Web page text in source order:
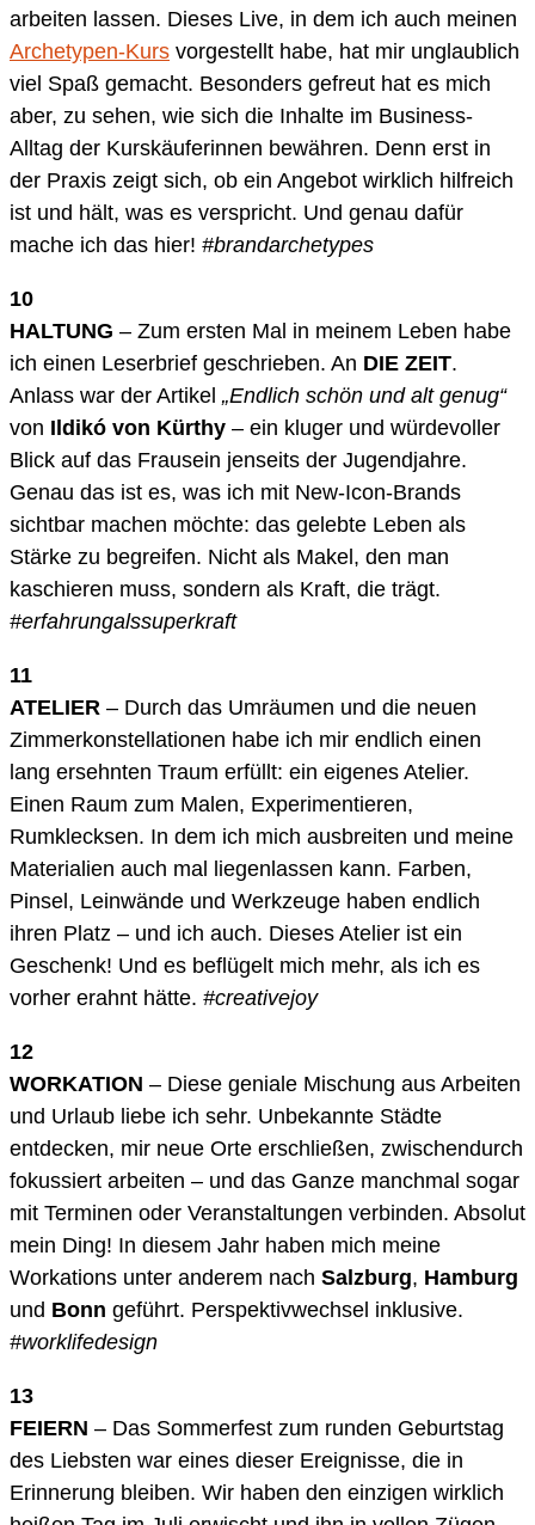
arbeiten lassen. Dieses Live, in dem ich auch meinen
Archetypen-Kurs vorgestellt habe, hat mir unglaublich
viel Spaß gemacht. Besonders gefreut hat es mich
aber, zu sehen, wie sich die Inhalte im Business-
Alltag der Kurskäuferinnen bewähren. Denn erst in
der Praxis zeigt sich, ob ein Angebot wirklich hilfreich
ist und hält, was es verspricht. Und genau dafür
mache ich das hier! #brandarchetypes
10
HALTUNG – Zum ersten Mal in meinem Leben habe
ich einen Leserbrief geschrieben. An DIE ZEIT.
Anlass war der Artikel „Endlich schön und alt genug“
von Ildikó von Kürthy – ein kluger und würdevoller
Blick auf das Frausein jenseits der Jugendjahre.
Genau das ist es, was ich mit New-Icon-Brands
sichtbar machen möchte: das gelebte Leben als
Stärke zu begreifen. Nicht als Makel, den man
kaschieren muss, sondern als Kraft, die trägt.
#erfahrungalssuperkraft
11
ATELIER – Durch das Umräumen und die neuen
Zimmerkonstellationen habe ich mir endlich einen
lang ersehnten Traum erfüllt: ein eigenes Atelier.
Einen Raum zum Malen, Experimentieren,
Rumklecksen. In dem ich mich ausbreiten und meine
Materialien auch mal liegenlassen kann. Farben,
Pinsel, Leinwände und Werkzeuge haben endlich
ihren Platz – und ich auch. Dieses Atelier ist ein
Geschenk! Und es beflügelt mich mehr, als ich es
vorher erahnt hätte. #creativejoy
12
WORKATION – Diese geniale Mischung aus Arbeiten
und Urlaub liebe ich sehr. Unbekannte Städte
entdecken, mir neue Orte erschließen, zwischendurch
fokussiert arbeiten – und das Ganze manchmal sogar
mit Terminen oder Veranstaltungen verbinden. Absolut
mein Ding! In diesem Jahr haben mich meine
Workations unter anderem nach Salzburg, Hamburg
und Bonn geführt. Perspektivwechsel inklusive.
#worklifedesign
13
FEIERN – Das Sommerfest zum runden Geburtstag
des Liebsten war eines dieser Ereignisse, die in
Erinnerung bleiben. Wir haben den einzigen wirklich